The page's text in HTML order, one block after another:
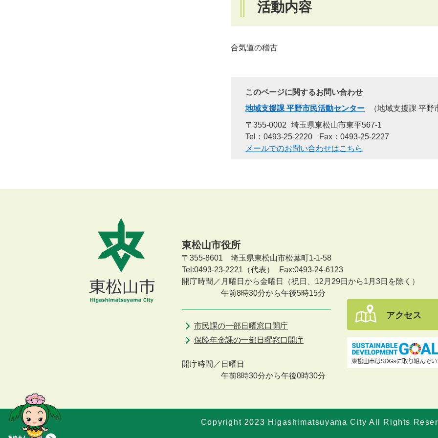
活動内容
合気道の稽古
このページに関するお問い合わせ
地域支援課 平野市民活動センター
地域支援課 平野
〒355-0002
埼玉県東松山市東平567-1
Tel：0493-25-2220
Fax：0493-25-2227
メールでのお問い合わせはこちら
東松山市役所
〒355-8601 埼玉県東松山市松葉町1-1-58
Tel:0493-23-2221（代表）
Fax:0493-24-6123
開庁時間／月曜日から金曜日
（祝日、12月29日から1月3日を除く）
午前8時30分から午後5時15分
市民課の一部日曜窓口開庁
保険年金課の一部日曜窓口開庁
開庁時間／ 日曜日
午前8時30分から午後0時30分
アクセス
Copyright 2023 Higashimatsuyama City All Rights